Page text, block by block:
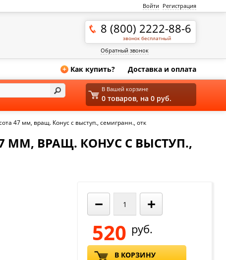
Войти Регистрация
8 (800) 2222-88-6
звонок бесплатный
Обратный звонок
+ Как купить? Доставка и оплата
47 мм, вращ. Конус с выступ., семигранн., отк
ММ, ВРАЩ. КОНУС С ВЫСТУП.,
− +
520 руб.
В КОРЗИНУ
В Вашей корзине
0 товаров, на 0 руб.